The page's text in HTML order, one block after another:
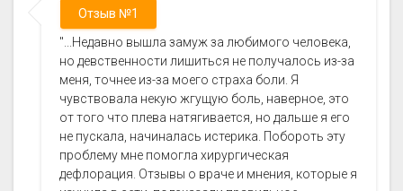
Отзыв №1
"...Недавно вышла замуж за любимого человека,
но девственности лишиться не получалось из-за
меня, точнее из-за моего страха боли. Я
чувствовала некую жгущую боль, наверное, это
от того что плева натягивается, но дальше я его
не пускала, начиналась истерика. Побороть эту
проблему мне помогла хирургическая
дефлорация. Отзывы о враче и мнения, которые я